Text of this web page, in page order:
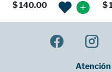
$ 140.00 $
Atención